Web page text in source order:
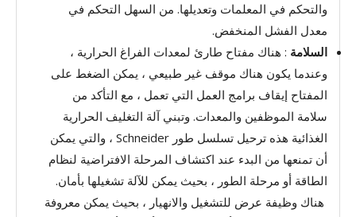
والتحكم في المعلمات وتعديلها. من السهل التحكم في
معدل الفشل المنخفض.
السلامة : هناك مفتاح طارئ لمعدات الفراغ الحرارية ،
وعندما يكون هناك موقف غير طبيعي ، يمكن الضغط على
المفتاح إيقاف برامج العمل التي تعمل ، مع التأكد من
سلامة الموظفين والمعدات. وتبني آلة التغليف الحرارية
الغذائية هذه ترحيل تسلسل طور Schneider ، والتي يمكن
أن تمنعها من البدء عند اكتشاف المرحلة الافتراضية لنظام
الطاقة أو مرحلة الطور ، بحيث يمكن للآلة تشغيلها بأمان.
هناك وظيفة عرض للتشغيل والانهيار ، بحيث يمكن معروفة